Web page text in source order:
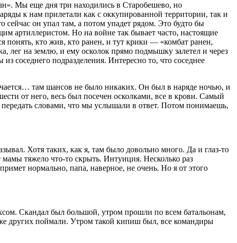
Мы еще дня три находились в Старобешево, но
к нам прилетали как с оккупированной территории, так и
он упал там, а потом упадет рядом. Это будто бы
артиллеристом. Но на войне так бывает часто, настоящие
понять, кто жив, кто ранен, и тут крики — «комбат ранен,
лег на землю, и ему осколок прямо подмышку залетел и через
подразделения. Интересно то, что соседнее
там шансов не было никаких. Он был в наряде ночью, и
от него, весь был посечен осколками, все в крови. Самый
словами, что мы услышали в ответ. Потом понимаешь,
Хотя таких, как я, там было довольно много. Да и глаз-то
тяжело что-то скрыть. Интуиция. Несколько раз
нормально, папа, наверное, не очень. Но я от этого
Скандал был большой, утром прошли по всем батальонам,
других поймали. Утром такой кипиш был, все командиры